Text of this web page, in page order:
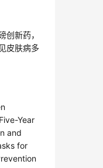
创新药，
皮肤病多
Year
and
for